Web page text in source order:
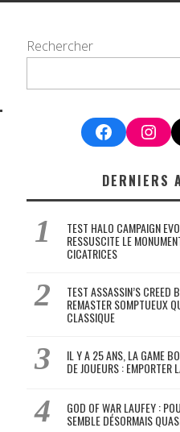
Rechercher
Facebook
DERNIERS
TEST HALO CAMPAIGN
RESSUSCITE LE
CICATRICES
TEST ASSASSIN’S CREED
REMASTER SOMPTUEUX
CLASSIQUE
IL Y A 25 ANS, LA GAME
DE JOUEURS : EMPORTER
GOD OF WAR LAUFEY :
SEMBLE DÉSORMAIS